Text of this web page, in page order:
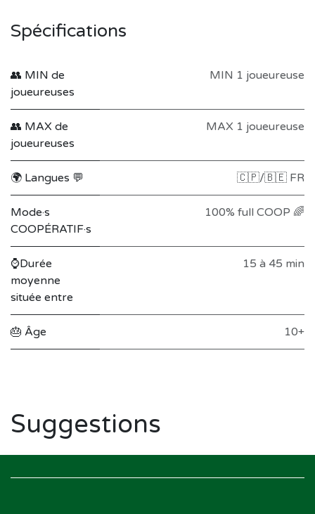
Spécifications
👥 MIN de
joueureuses
MIN 1 joueureuse
👥 MAX de
joueureuses
MAX 1 joueureuse
🌍 Langues 💬 🇨🇵/🇧🇪 FR
Mode·s
COOPÉRATIF·s
100% full COOP 🌈
⌚Durée
moyenne
située entre
15 à 45 min
🎂 Âge 10+
Suggestions